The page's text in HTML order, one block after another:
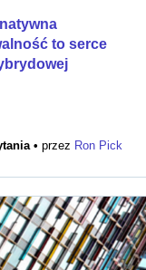
to serce
• przez Ron Pick